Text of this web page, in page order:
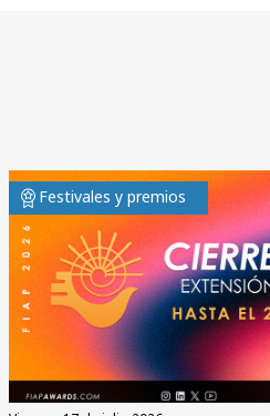
Festivales y premios